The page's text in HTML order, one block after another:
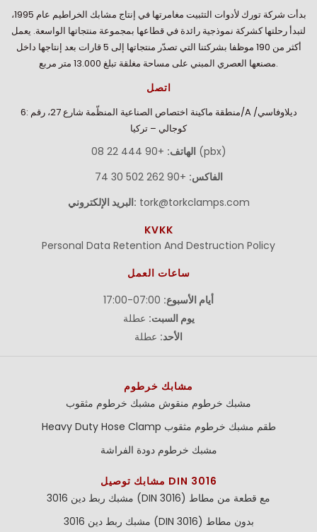
بدأت شركة تورك لأدوات التثبيت مغامرتها في إنتاج مشابك الخراطيم عام 1995،
لتبدأ رحلتها كشركة نموذجية رائدة في قطاعها بمجموعة منتجاتها الواسعة. يعمل
أكثر من 190 موظفا بشركتنا التي تصدّر منتجاتها إلى 5 قارات بعد إنتاجها داخل
مصنعها العصري المبني على مساحة مغلقة تبلغ 13.000 متر مربع.
اتصل
منطقة ماكينة اختصاص الصناعية المنظّمة شارع 27، رقم :6/A ديلاوفاسي/
كوجالي – تركيا
الهاتف: +90 444 22 08 (pbx)
الفاكس: +90 262 502 30 74
البريد الإلكتروني: tork@torkclamps.com
KVKK
Personal Data Retention And Destruction Policy
ساعات العمل
أيام الأسبوع:
يوم السبت: عطلة
الأحد: عطلة
مشابك خرطوم
مشبك خرطوم مثقوب مشبك خرطوم منقوش
Heavy Duty Hose Clamp طقم مشبك خرطوم مثقوب
مشبك خرطوم دودة الفراشة
مشابك توصيل DIN 3016
مشبك ربط دين 3016 (DIN 3016) مع قطعة من مطاط
مشبك ربط دين 3016 (DIN 3016) بدون مطاط